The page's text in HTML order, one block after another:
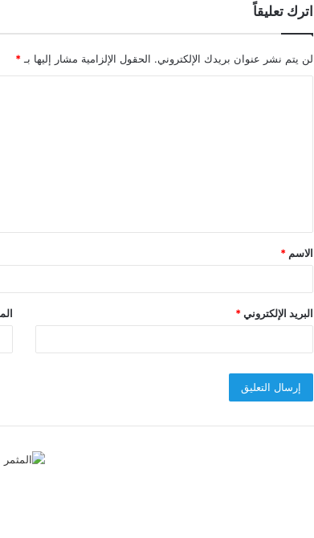
اترك تعليقاً
لن يتم نشر عنوان بريدك الإلكتروني. الحقول الإلزامية مشار إليها بـ *
ق
*
الاسم *
البريد الإلكتروني*